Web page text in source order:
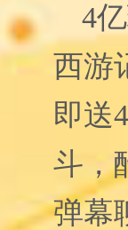
4
西游
即送
斗，
弹幕